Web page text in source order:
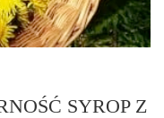
SYROP Z